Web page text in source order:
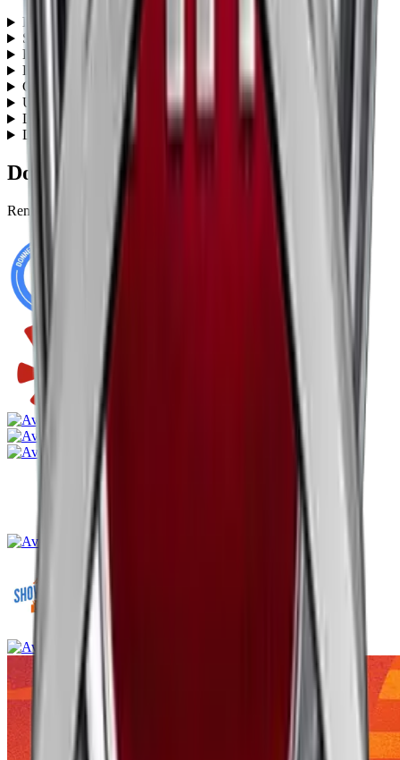
Principal
Services
Remorquage
Dépannage
Contact
Utilisateur
Localisation
Légal
Donnez Votre Avis
Remorquage13.fr, vérifié sur les plateformes suivantes :